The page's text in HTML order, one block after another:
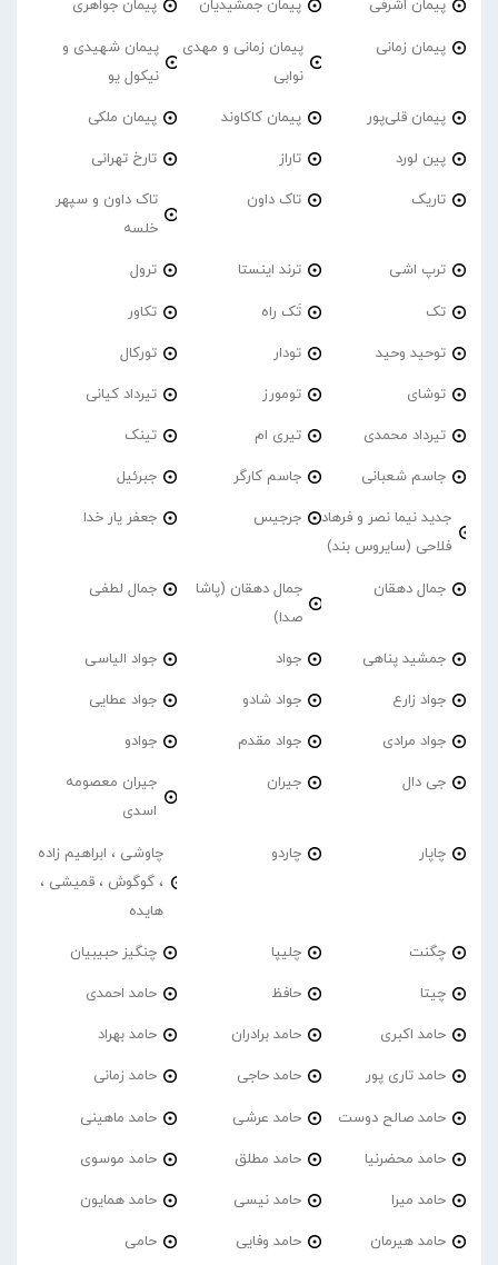
پیمان اشرفی پیمان جمشیدیان پیمان جواهری
پیمان زمانی
پیمان زمانی و مهدی
نوابی
پیمان شهیدی و
نیکول یو
پیمان قلی‌پور پیمان کاکاوند پیمان ملکی
پین لورد تاراز تارخ تهرانی
تاریک تاک داون
تاک داون و سپهر
خلسه
ترپ اشی ترند اینستا ترول
تک تَک راه تکاور
توحید وحید تودار تورکال
توشای تومورز تیرداد کیانی
تیرداد محمدی تیری ام تینک
جاسم شعبانی جاسم کارگر جبرئیل
جدید نیما نصر و فرهاد
فلاحی (سایروس بند)
جرجیس جعفر یار خدا
جمال دهقان
جمال دهقان (پاشا
صدا)
جمال لطفی
جمشید پناهی جواد جواد الیاسی
جواد زارع جواد شادو جواد عطایی
جواد مرادی جواد مقدم جوادو
جی دال جیران
جیران معصومه
اسدی
چاپار چاردو
چاوشی ، ابراهیم زاده
، گوگوش ، قمیشی ،
هایده
چگنت چلیپا چنگیز حبیبیان
چیتا حافظ حامد احمدی
حامد اکبری حامد برادران حامد بهراد
حامد تاری پور حامد حاجی حامد زمانی
حامد صالح دوست حامد عرشی حامد ماهینی
حامد محضرنیا حامد مطلق حامد موسوی
حامد میرا حامد نیسی حامد همایون
حامد هیرمان حامد وفایی حامی